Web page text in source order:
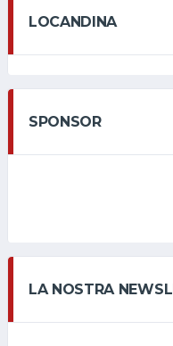
LOCANDINA
SPONSOR
LA NOSTRA